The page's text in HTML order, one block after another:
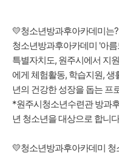
💛청소년방과후아카데미는?
청소년방과후아카데미 '아
특별자치도, 원주시에서 지
에게 체험활동, 학습지원,
년의 건강한 성장을 돕는 프
*원주시청소년수련관 방과
년 청소년을 대상으로 합니
💛청소년방과후아카데미 청